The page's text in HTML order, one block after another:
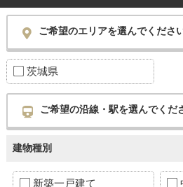
ご希望のエリアを選んでくださ
茨城県
ご希望の沿線・駅を選んでくだ
建物種別
新築一戸建て